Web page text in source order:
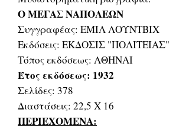
Ο ΜΕΓΑΣ ΝΑΠΟΛΕΩΝ
Συγγραφέας: ΕΜΙΛ ΛΟΥΝΤΒΙΧ
Εκδόσεις: ΕΚΔΟΣΙΣ "ΠΟΛΙΤΕΙΑΣ"
Τόπος εκδόσεως: ΑΘΗΝΑΙ
Έτος εκδόσεως: 1932
Σελίδες: 378
Διαστάσεις: 22,5 Χ 16
ΠΕΡΙΕΧΟΜΕΝΑ: